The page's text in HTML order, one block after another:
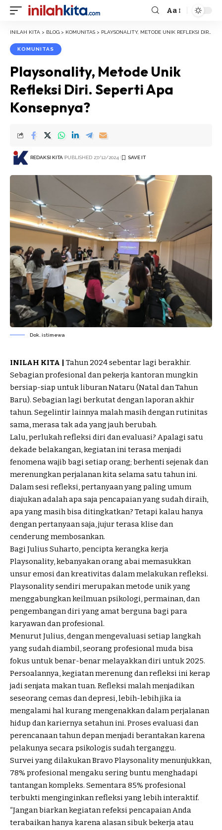
Font
Aa
INILAH KITA > BLOG > KOMUNITAS > PLAYSONALITY, METODE UNIK REFLEKSI DIRI. SEPERTI APA KONSEPNYA?
KOMUNITAS
Playsonality, Metode Unik
Refleksi Diri. Seperti Apa
Konsepnya?
REDAKSI KITA PUBLISHED 27/12/2024
Dok. istimewa
INILAH KITA |
Tahun 2024 sebentar lagi berakhir.
Sebagian profesional dan pekerja kantoran mungkin
bersiap-siap untukliburanNataru (Natal dan Tahun
Baru). Sebagian lagi berkutat dengan laporan akhir
tahun. Segelintir lainnya malah masih dengan rutinitas
sama, merasa tak ada yang jauh berubah.
Lalu, perlukahrefleksi diridan evaluasi? Apalagi satu
dekade belakangan, kegiatan ini terasa menjadi
fenomena wajib bagi setiap orang; berhenti sejenak dan
merenungkan perjalanan kita selama satu tahun ini.
Dalam sesi refleksi, pertanyaan yang paling umum
diajukan adalah apa saja pencapaian yang sudah diraih,
apa yang masih bisa ditingkatkan? Tetapi kalau hanya
dengan pertanyaan saja, jujur terasa klise dan
cenderung membosankan.
Bagi Julius Suharto, pencipta kerangka kerja
Playsonality, kebanyakan orang abai memasukkan
unsur emosi dan kreativitas dalam melakukan refleksi.
Playsonality sendiri merupakan metode unik yang
menggabungkan keilmuan psikologi, permainan, dan
pengembangan diri yang amat berguna bagi para
karyawan dan profesional.
Menurut Julius, dengan mengevaluasi setiap langkah
yang sudah diambil, seorang profesional muda bisa
fokus untuk benar-benar melayakkan diri untuk 2025.
Persoalannya, kegiatan merenung dan refleksi ini kerap
jadi senjata makan tuan. Refleksi malah menjadikan
seseorang cemas dan depresi, lebih-lebih jika ia
mengalami hal kurang mengenakkan dalam perjalanan
hidup dan kariernya setahun ini. Proses evaluasi dan
perencanaan tahun depan menjadi berantakan karena
pelakunya secara psikologis sudah terganggu.
Survei yang dilakukan Bravo Playsonality menunjukkan,
78% profesional mengaku sering buntu menghadapi
tantangan kompleks. Sementara 85% profesional
terbukti menginginkan refleksi yang lebih interaktif.
“Jangan biarkan kegiatan refeksi pencapaian Anda
terabaikan hanya karena alasan sibuk bekerja atau